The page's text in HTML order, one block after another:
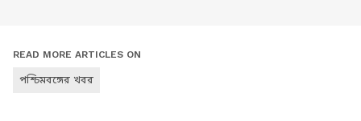
READ MORE ARTICLES ON
পশ্চিমবঙ্গের খবর